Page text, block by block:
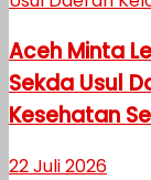
Aceh Minta
Sekda Usul
Kesehatan
22 Juli 2026